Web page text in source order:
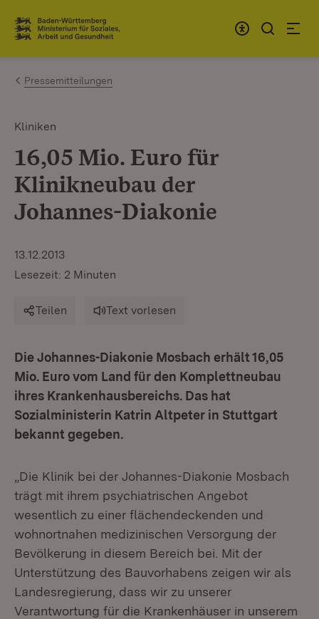
Zum Inhalt springen
Link zur Startseite
Pressemitteilungen
Kliniken
16,05 Mio. Euro für
Klinikneubau der
Johannes-Diakonie
13.12.2013
Lesezeit: 2 Minuten
Teilen Text vorlesen
Die Johannes-Diakonie Mosbach erhält 16,05
Mio. Euro vom Land für den Komplettneubau
ihres Krankenhausbereichs. Das hat
Sozialministerin Katrin Altpeter in Stuttgart
bekannt gegeben.
„Die Klinik bei der Johannes-Diakonie Mosbach
trägt mit ihrem psychiatrischen Angebot
wesentlich zu einer flächendeckenden und
wohnortnahen medizinischen Versorgung der
Bevölkerung in diesem Bereich bei. Mit der
Unterstützung des Bauvorhabens zeigen wir als
Landesregierung, dass wir zu unserer
Verantwortung für die Krankenhäuser in unserem